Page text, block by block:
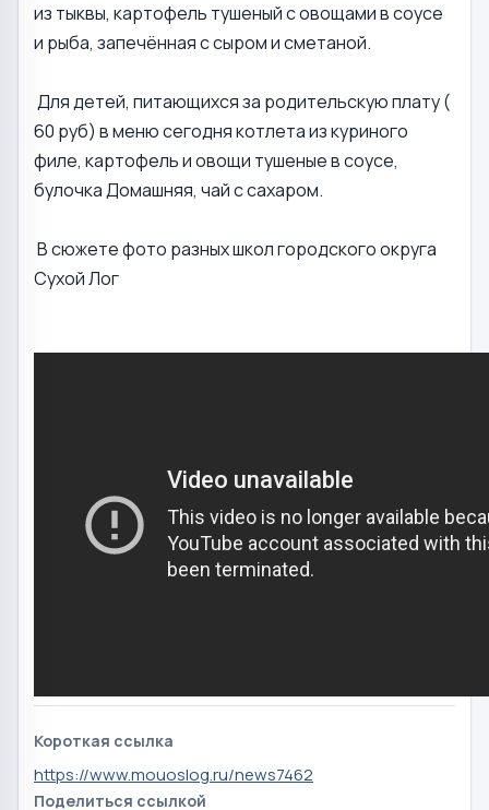
из тыквы, картофель тушеный с овощами в соусе
и рыба, запечённая с сыром и сметаной.
Для детей, питающихся за родительскую плату (
60 руб) в меню сегодня котлета из куриного
филе, картофель и овощи тушеные в соусе,
булочка Домашняя, чай с сахаром.
В сюжете фото разных школ городского округа
Сухой Лог
Короткая ссылка
https://www.mouoslog.ru/news7462
Поделиться ссылкой